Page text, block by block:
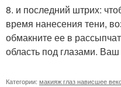
8. и последний штрих:
время нанесения тени,
обмакните ее в
область под глазами.
Категории: макияж глаз нависшее